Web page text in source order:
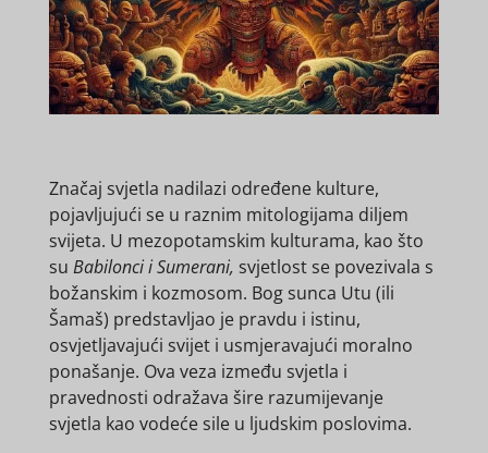
Značaj svjetla nadilazi određene kulture,
pojavljujući se u raznim mitologijama diljem
svijeta. U mezopotamskim kulturama, kao što
su Babilonci i Sumerani, svjetlost se povezivala s
božanskim i kozmosom. Bog sunca Utu (ili
Šamaš) predstavljao je pravdu i istinu,
osvjetljavajući svijet i usmjeravajući moralno
ponašanje. Ova veza između svjetla i
pravednosti odražava šire razumijevanje
svjetla kao vodeće sile u ljudskim poslovima.